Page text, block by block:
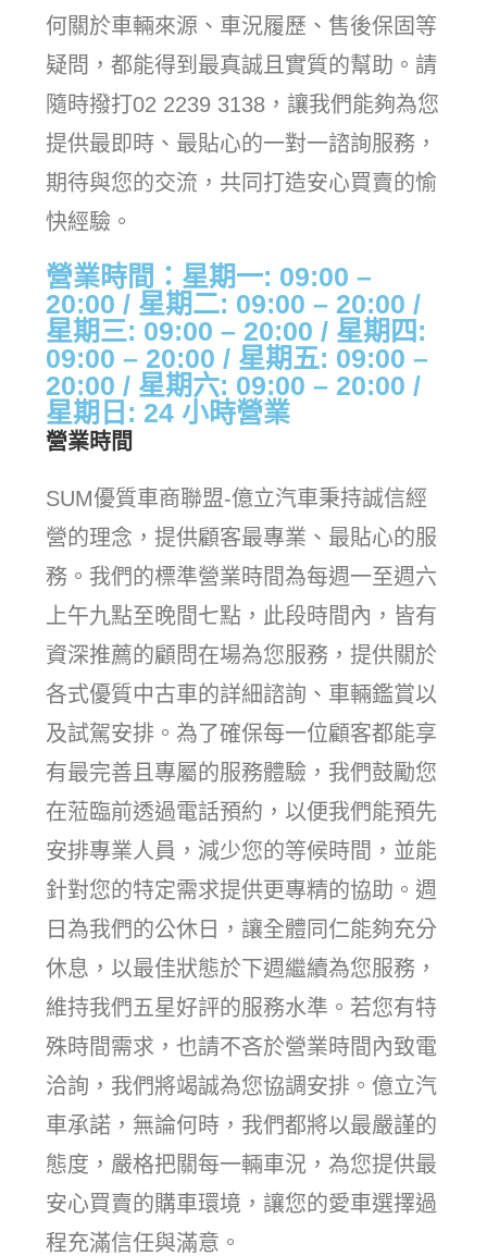
何關於車輛來源、車況履歷、售後保固等
疑問，都能得到最真誠且實質的幫助。請
隨時撥打02 2239 3138，讓我們能夠為您
提供最即時、最貼心的一對一諮詢服務，
期待與您的交流，共同打造安心買賣的愉
快經驗。
營業時間：星期一: 09:00 –
20:00 / 星期二: 09:00 – 20:00 /
星期三: 09:00 – 20:00 / 星期四:
09:00 – 20:00 / 星期五: 09:00 –
20:00 / 星期六: 09:00 – 20:00 /
星期日: 24 小時營業
營業時間
SUM優質車商聯盟-億立汽車秉持誠信經
營的理念，提供顧客最專業、最貼心的服
務。我們的標準營業時間為每週一至週六
上午九點至晚間七點，此段時間內，皆有
資深推薦的顧問在場為您服務，提供關於
各式優質中古車的詳細諮詢、車輛鑑賞以
及試駕安排。為了確保每一位顧客都能享
有最完善且專屬的服務體驗，我們鼓勵您
在蒞臨前透過電話預約，以便我們能預先
安排專業人員，減少您的等候時間，並能
針對您的特定需求提供更專精的協助。週
日為我們的公休日，讓全體同仁能夠充分
休息，以最佳狀態於下週繼續為您服務，
維持我們五星好評的服務水準。若您有特
殊時間需求，也請不吝於營業時間內致電
洽詢，我們將竭誠為您協調安排。億立汽
車承諾，無論何時，我們都將以最嚴謹的
態度，嚴格把關每一輛車況，為您提供最
安心買賣的購車環境，讓您的愛車選擇過
程充滿信任與滿意。